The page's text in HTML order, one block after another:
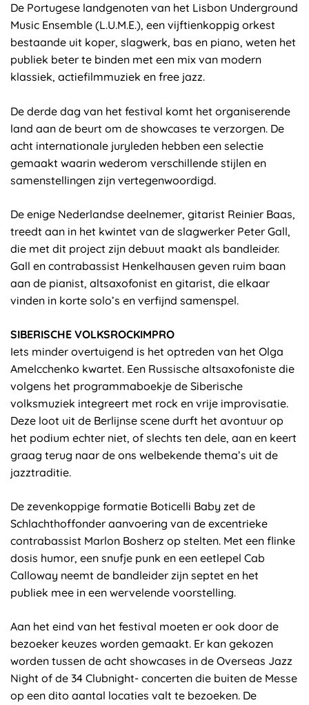
De Portugese landgenoten van het Lisbon Underground
Music Ensemble (L.U.M.E.), een vijftienkoppig orkest
bestaande uit koper, slagwerk, bas en piano, weten het
publiek beter te binden met een mix van modern
klassiek, actiefilmmuziek en free jazz.
De derde dag van het festival komt het organiserende
land aan de beurt om de showcases te verzorgen. De
acht internationale juryleden hebben een selectie
gemaakt waarin wederom verschillende stijlen en
samenstellingen zijn vertegenwoordigd.
De enige Nederlandse deelnemer, gitarist Reinier Baas,
treedt aan in het kwintet van de slagwerker Peter Gall,
die met dit project zijn debuut maakt als bandleider.
Gall en contrabassist Henkelhausen geven ruim baan
aan de pianist, altsaxofonist en gitarist, die elkaar
vinden in korte solo’s en verfijnd samenspel.
SIBERISCHE VOLKSROCKIMPRO
Iets minder overtuigend is het optreden van het Olga
Amelcchenko kwartet. Een Russische altsaxofoniste die
volgens het programmaboekje de Siberische
volksmuziek integreert met rock en vrije improvisatie.
Deze loot uit de Berlijnse scene durft het avontuur op
het podium echter niet, of slechts ten dele, aan en keert
graag terug naar de ons welbekende thema’s uit de
jazztraditie.
De zevenkoppige formatie Boticelli Baby zet de
Schlachthoffonder aanvoering van de excentrieke
contrabassist Marlon Bosherz op stelten. Met een flinke
dosis humor, een snufje punk en een eetlepel Cab
Calloway neemt de bandleider zijn septet en het
publiek mee in een wervelende voorstelling.
Aan het eind van het festival moeten er ook door de
bezoeker keuzes worden gemaakt. Er kan gekozen
worden tussen de acht showcases in de Overseas Jazz
Night of de 34 Clubnight- concerten die buiten de Messe
op een dito aantal locaties valt te bezoeken. De